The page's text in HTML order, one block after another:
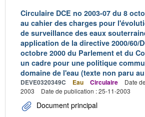
Circulaire DCE no 2003-07 du 8
au cahier des charges pour
de surveillance des eaux
application de la directive 2000/60/
octobre 2000 du Parlement et du
un cadre pour une politique
domaine de l'eau (texte non paru
DEVE0320349C Eau Circulaire
Date
2003
Date de publication : 25-11-2003
Document principal